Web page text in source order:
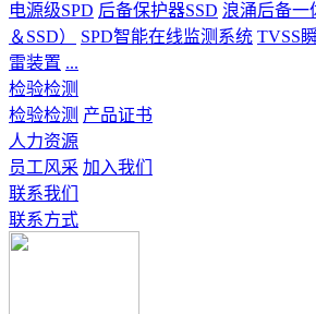
电源级SPD 后备保护器SSD 浪涌后备一
＆SSD）
SPD智能在线监测系统 TVSS
雷装置 ...
检验检测
检验检测 产品证书
人力资源
员工风采 加入我们
联系我们
联系方式